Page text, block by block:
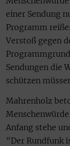
einer Sendung
Programm
Verstoß gegen
Sendungen die
schützen
Mahrenholz
Anfang stehe
"Der Rundfunk